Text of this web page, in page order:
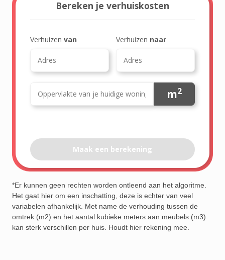
*Er kunnen geen rechten worden ontleend aan het algoritme.
Het gaat hier om een inschatting, deze is echter van veel
variabelen afhankelijk. Met name de verhouding tussen de
omtrek (m2) en het aantal kubieke meters aan meubels (m3)
kan sterk verschillen per huis. Houdt hier rekening mee.